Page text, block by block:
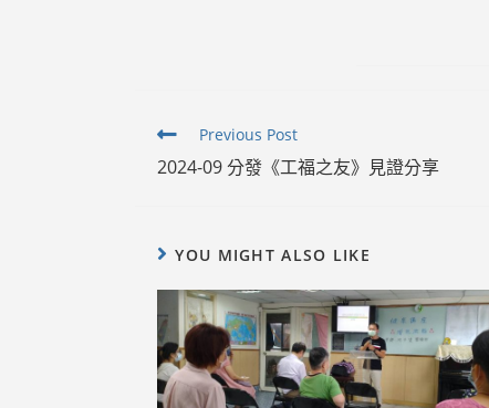
Read
articles
Previous Post
2024-09 分發《工福之友》見證分享
YOU MIGHT ALSO LIKE